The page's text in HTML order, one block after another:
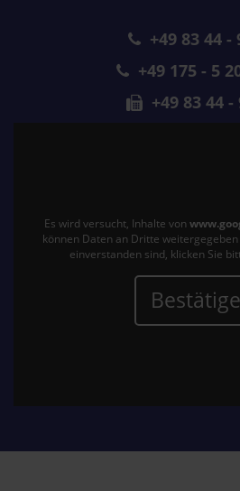
+49 83 44 -
+49 175 - 5
+49 83 44 -
Es wird versucht, Inhalte von
können Daten an Dritte
einverstanden sind, klicken Sie